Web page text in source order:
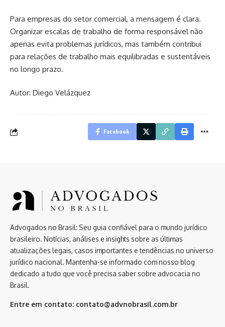
Para empresas do setor comercial, a mensagem é clara.
Organizar escalas de trabalho de forma responsável não
apenas evita problemas jurídicos, mas também contribui
para relações de trabalho mais equilibradas e sustentáveis
no longo prazo.
Autor: Diego Velázquez
Facebook
Advogados no Brasil: Seu guia confiável para o mundo jurídico
brasileiro. Notícias, análises e insights sobre as últimas
atualizações legais, casos importantes e tendências no universo
jurídico nacional. Mantenha-se informado com nosso blog
dedicado a tudo que você precisa saber sobre advocacia no
Brasil.
Entre em contato: contato@advnobrasil.com.br